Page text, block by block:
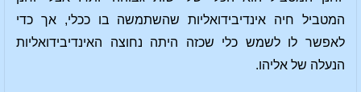
המטביל חיה אינדיבידואליות שהשתמשה בו ככלי, אך כדי
לאפשר לו לשמש כלי שכזה היתה נחוצה האינדיבידואליות
הנעלה של אליהו.